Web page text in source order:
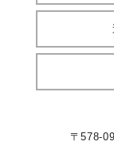
〒578-